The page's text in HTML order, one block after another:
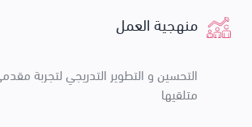
منهجية العمل
التحسين و التطوير التدريجي لتجربة
متلقيها